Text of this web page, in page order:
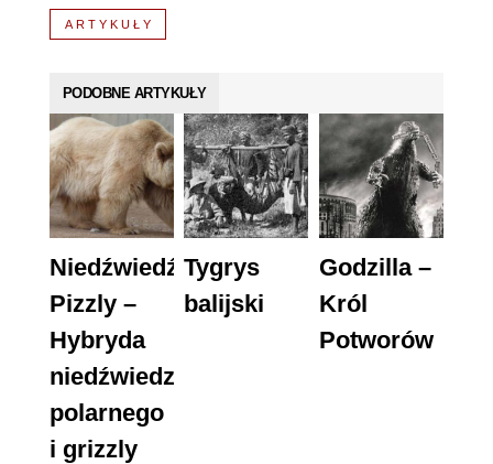
ARTYKUŁY
PODOBNE ARTYKUŁY
Niedźwiedź
Pizzly –
Hybryda
niedźwiedzia
polarnego
i grizzly
Tygrys
balijski
Godzilla –
Król
Potworów